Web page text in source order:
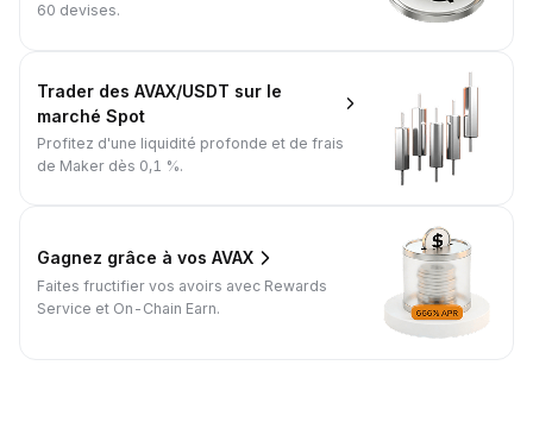
60 devises.
Trader des AVAX/USDT sur le
marché Spot
Profitez d'une liquidité profonde et de frais
de Maker dès 0,1 %.
Gagnez grâce à vos AVAX
Faites fructifier vos avoirs avec Rewards
Service et On-Chain Earn.